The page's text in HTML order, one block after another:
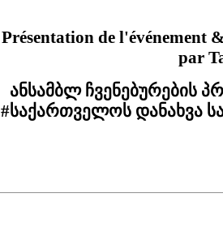
Présentation de l'événement
par
ანსამბლ ჩვენებურების
#საქართველოს დანახვა